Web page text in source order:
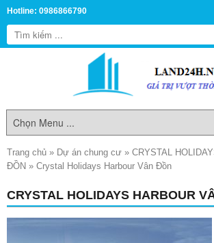
Hotline: 0986866790
Trang chủ » Dự án chung cư » CRYSTAL
ĐỒN » Crystal Holidays Harbour Vân Đồn
CRYSTAL HOLIDAYS HARBOUR